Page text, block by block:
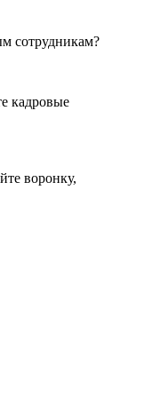
сотрудникам?
кадровые
воронку,